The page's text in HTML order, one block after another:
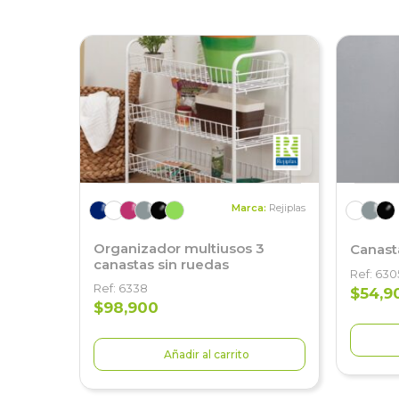
Marca: Rejiplas
Organizador multiusos 3
canastas sin ruedas
Ref: 6338
$98,900
Añadir al carrito
Ref: